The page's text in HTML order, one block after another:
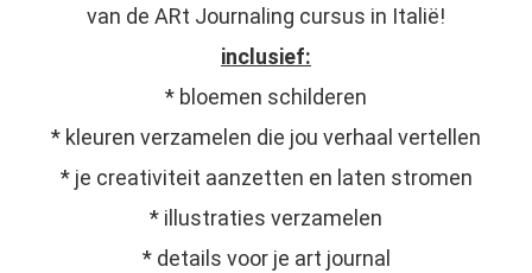
van de ARt Journaling cursus in Italië!
inclusief:
* bloemen schilderen
* kleuren verzamelen die jou verhaal vertellen
* je creativiteit aanzetten en laten stromen
* illustraties verzamelen
* details voor je art journal